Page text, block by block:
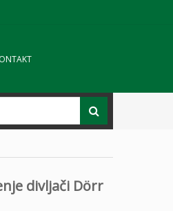
divljači Dörr